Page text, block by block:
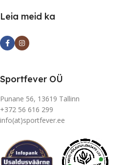
Leia meid ka
Sportfever OÜ
Punane 56, 13619 Tallinn
+372 56 616 299
info(at)sportfever.ee